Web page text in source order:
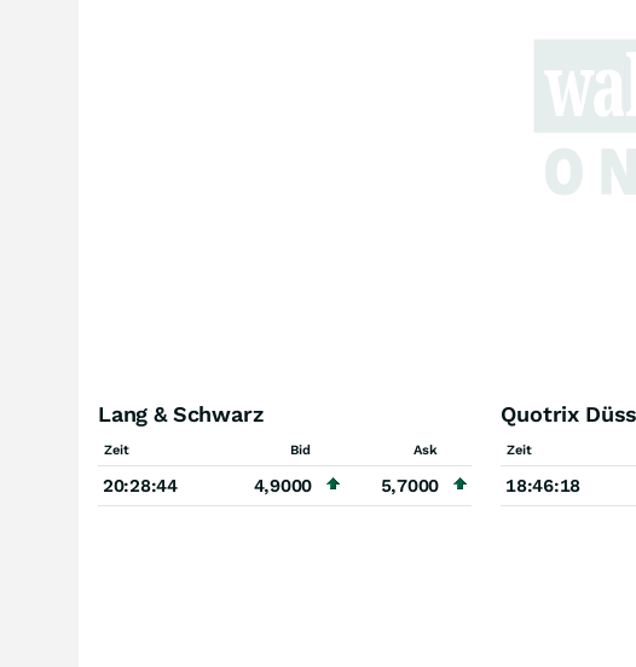
Lang & Schwarz
Zeit Bid Ask
20:28:44 4,9000 5,7000
Quotrix
Zeit
18:46:18